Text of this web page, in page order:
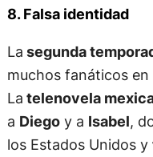
8. Falsa identidad
La segunda
muchos fanáticos
La telenovela
a Diegoy a Isabel,
los Estados Unidos y